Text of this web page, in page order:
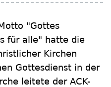
"Gottes
für alle" hatte die
Kirchen
Gottesdienst in der
leitete der ACK-